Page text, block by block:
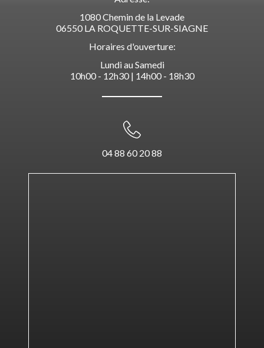
1080 Chemin de la Levade
06550 LA ROQUETTE-SUR-SIAGNE
Horaires d'ouverture:
Lundi au Samedi
10h00 - 12h30 | 14h00 - 18h30
04 88 60 20 88